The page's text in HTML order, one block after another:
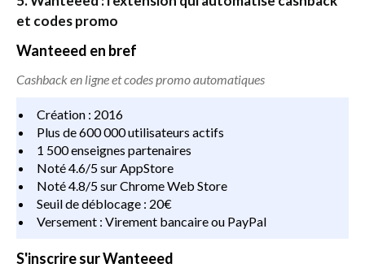
et codes promo
Wanteeed en bref
Cashback en ligne et codes promo automatiques
Création : 2016
Plus de 600 000 utilisateurs actifs
1 500 enseignes partenaires
Noté 4.6/5 sur AppStore
Noté 4.8/5 sur Chrome Web Store
Seuil de déblocage : 20€
Versement : Virement bancaire ou PayPal
S'inscrire sur Wanteeed